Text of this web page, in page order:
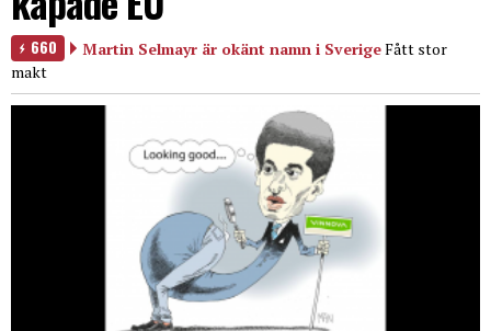
660 Martin Selmayr är okänt namn i SverigeFått stor
makt